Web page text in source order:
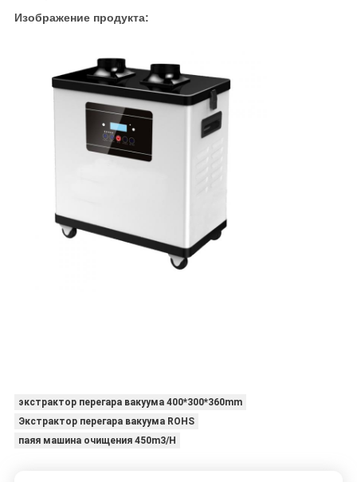
Изображение продукта:
экстрактор перегара вакуума 400*300*360mm
Экстрактор перегара вакуума ROHS
паяя машина очищения 450m3/H